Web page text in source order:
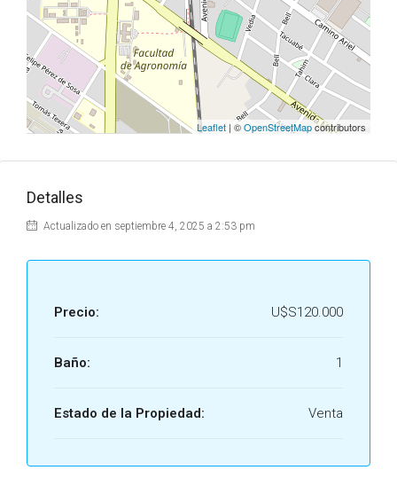
Leaflet | ©OpenStreetMapcontributors
Detalles
Actualizado en septiembre 4, 2025 a 2:53 pm
Precio: U$S120.000
Baño: 1
Estado de la Propiedad: Venta